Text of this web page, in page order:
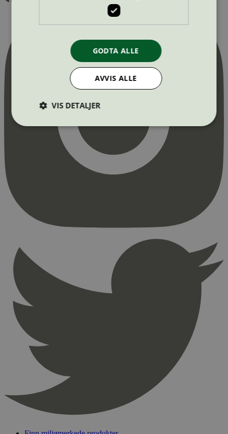
GODTA ALLE
AVVIS ALLE
VIS DETALJER
Strengt nødvendig
Statistikk
Provider/
_hjAbsoluteSessionInProgress
29
minutter
54
sekunder
minutter
sekunder
pageviewCount
.svanemerket.no
svanemerket.no
nelapi-last-visited-category